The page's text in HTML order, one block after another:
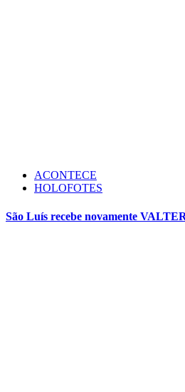
ACONTECE
HOLOFOTES
São Luís recebe novamente